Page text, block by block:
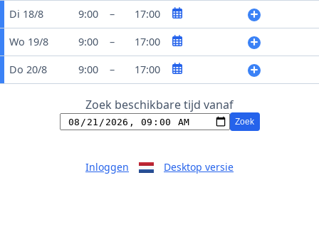
Di 18/8 9:00 – 17:00
Wo 19/8 9:00 – 17:00
Do 20/8 9:00 – 17:00
Zoek beschikbare tijd vanaf
Zoek
Inloggen Desktop versie